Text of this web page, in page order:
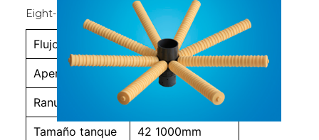
Eight-claw top-mounted water distributor
Flujo D
Apertura 6FLG
Ranuras 0.2/0.3/0.4/0.5mm
Tamaño tanque 42 1000mm